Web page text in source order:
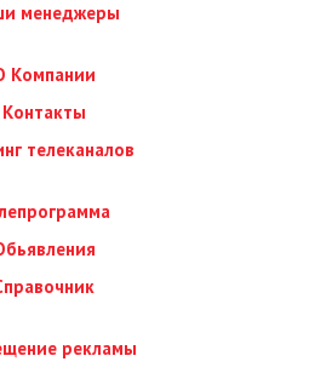
менеджеры
Компании
Контакты
телеканалов
рекламы